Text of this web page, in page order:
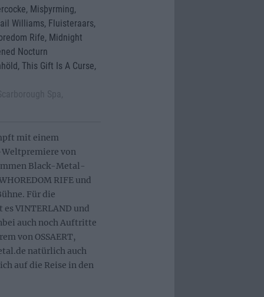
Misþyrming,
Williams, Fluisteraars,
Rife, Midnight
Nocturn
This Gift Is A Curse,
mit einem
von
Black-Metal-
RIFE und
Für die
VINTERLAND und
auch noch Auftritte
von OSSAERT,
natürlich auch
auf die Reise in den